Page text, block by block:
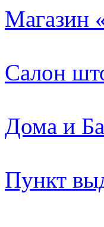
Магазин
Салон
Дома и
Пункт